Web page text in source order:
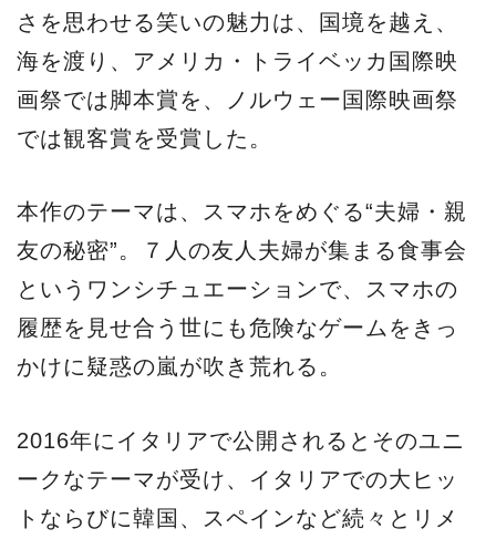
さを思わせる笑いの魅力は、国境を越え、
海を渡り、アメリカ・トライベッカ国際映
画祭では脚本賞を、ノルウェー国際映画祭
では観客賞を受賞した。
本作のテーマは、スマホをめぐる“夫婦・親
友の秘密”。７人の友人夫婦が集まる食事会
というワンシチュエーションで、スマホの
履歴を見せ合う世にも危険なゲームをきっ
かけに疑惑の嵐が吹き荒れる。
2016年にイタリアで公開されるとそのユニ
ークなテーマが受け、イタリアでの大ヒッ
トならびに韓国、スペインなど続々とリメ